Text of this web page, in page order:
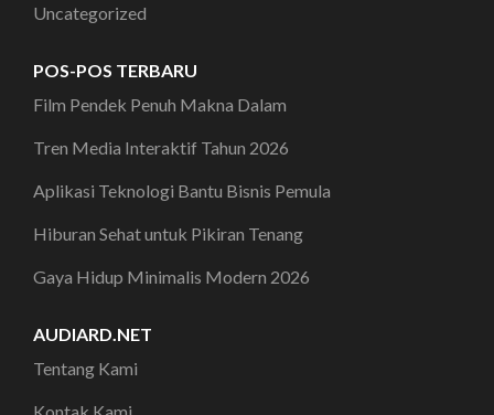
Uncategorized
POS-POS TERBARU
Film Pendek Penuh Makna Dalam
Tren Media Interaktif Tahun 2026
Aplikasi Teknologi Bantu Bisnis Pemula
Hiburan Sehat untuk Pikiran Tenang
Gaya Hidup Minimalis Modern 2026
AUDIARD.NET
Tentang Kami